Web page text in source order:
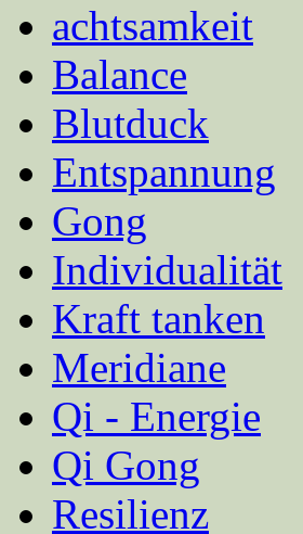
achtsamkeit
Balance
Blutduck
Entspannung
Gong
Individualität
Kraft tanken
Meridiane
Qi - Energie
Qi Gong
Resilienz